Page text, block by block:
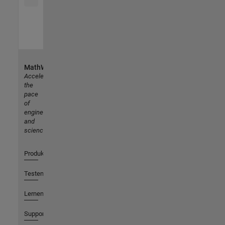
MathWorks
Accelerating
the
pace
of
engineering
and
science
Produkte
Testen oder Kaufen
Lernen
Support